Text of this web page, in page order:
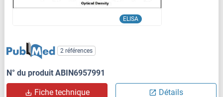
ELISA
2 références
N° du produit ABIN6957991
Fiche technique Détails